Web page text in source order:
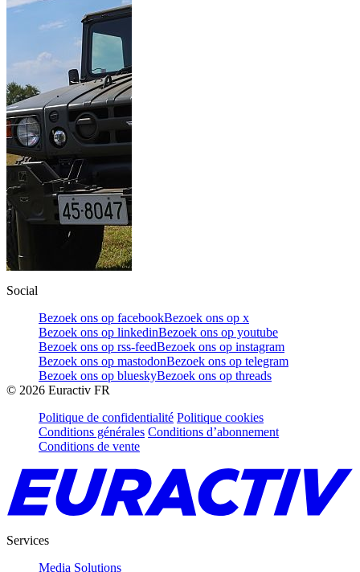
Social
Bezoek ons op facebookBezoek ons op x
Bezoek ons op linkedinBezoek ons op youtube
Bezoek ons op rss-feedBezoek ons op instagram
Bezoek ons op mastodonBezoek ons op telegram
Bezoek ons op blueskyBezoek ons op threads
© 2026 Euractiv FR
Politique de confidentialité Politique cookies
Conditions générales Conditions d’abonnement
Conditions de vente
Services
Media Solutions